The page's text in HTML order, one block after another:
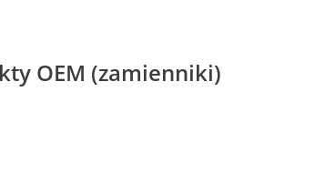
OEM (zamienniki)